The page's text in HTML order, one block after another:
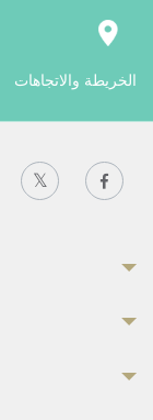
الخريطة والاتجاهات